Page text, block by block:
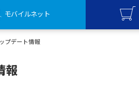
モバイルネット
プデート情報
報